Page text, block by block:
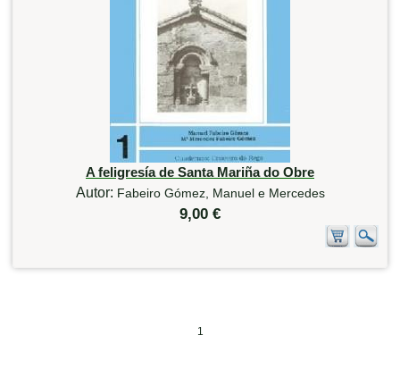
A feligresía de Santa Mariña do Obre
Autor: Fabeiro Gómez, Manuel e Mercedes
9,00 €
1